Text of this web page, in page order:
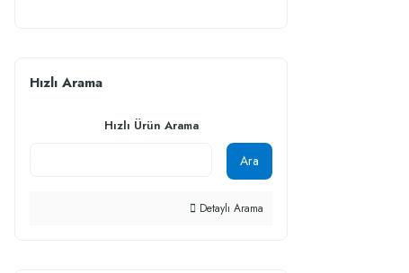
Hızlı Arama
Hızlı Ürün Arama
Ara
Detaylı Arama